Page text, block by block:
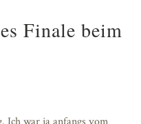
Finale beim